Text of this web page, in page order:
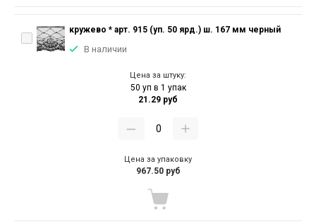
кружево * арт. 915 (уп. 50 ярд.) ш. 167 мм черный
В наличии
Цена за штуку:
50 уп в 1 упак
21.29 руб
Цена за упаковку
967.50 руб